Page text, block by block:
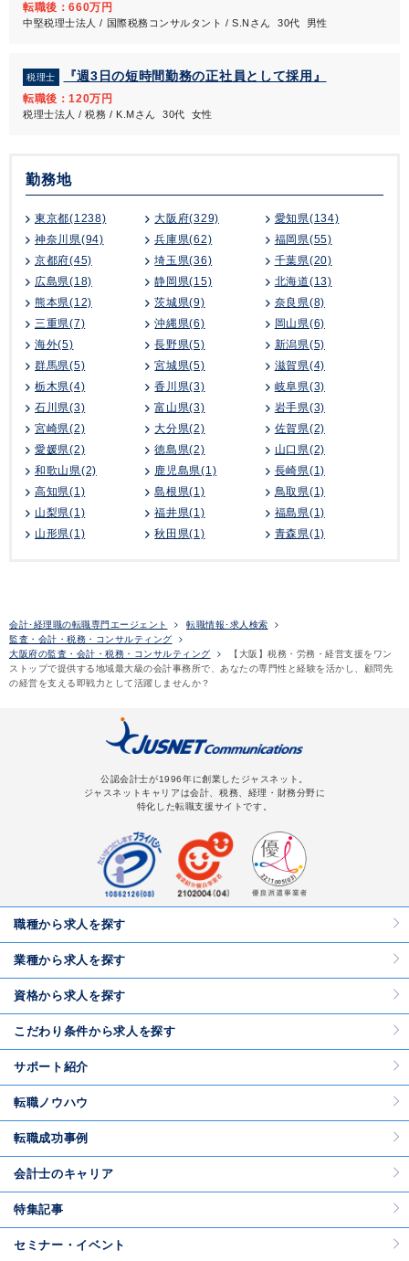
転職後：660万円
中堅税理士法人 / 国際税務コンサルタント / S.Nさん 30代 男性
税理士 『週3日の短時間勤務の正社員として採用』
転職後：120万円
税理士法人 / 税務 / K.Mさん 30代 女性
勤務地
東京都(1238) 大阪府(329)
愛知県(134)
神奈川県(94)
兵庫県(62)
福岡県(55)
京都府(45)
埼玉県(36)
千葉県(20)
広島県(18)
静岡県(15)
北海道(13)
熊本県(12)
茨城県(9)
奈良県(8)
三重県(7)
沖縄県(6)
岡山県(6)
海外(5)
長野県(5)
新潟県(5)
群馬県(5)
宮城県(5)
滋賀県(4)
栃木県(4)
香川県(3)
岐阜県(3)
石川県(3)
富山県(3)
岩手県(3)
宮崎県(2)
大分県(2)
佐賀県(2)
愛媛県(2)
徳島県(2)
山口県(2)
和歌山県(2)
鹿児島県(1)
長崎県(1)
高知県(1)
島根県(1)
鳥取県(1)
山梨県(1)
福井県(1)
福島県(1)
山形県(1)
秋田県(1) 青森県(1)
会計･経理職の転職専門エージェント
転職情報･求人検索
監査・会計・税務・コンサルティング
大阪府の監査・会計・税務・コンサルティング
【大阪】税務・労務・経営支援をワン
ストップで提供する地域最大級の会計事務所で、あなたの専門性と経験を活かし、顧問先
の経営を支える即戦力として活躍しませんか？
公認会計士が1996年に創業したジャスネット。
ジャスネットキャリアは会計、税務、経理・財務分野に
特化した転職支援サイトです。
職種から求人を探す
業種から求人を探す
資格から求人を探す
こだわり条件から求人を探す
サポート紹介
転職ノウハウ
転職成功事例
会計士のキャリア
特集記事
セミナー・イベント